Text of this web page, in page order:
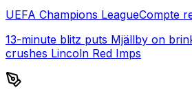
UEFA Champions LeagueCompte
13-minute blitz puts Mjällby on
crushes Lincoln Red Imps